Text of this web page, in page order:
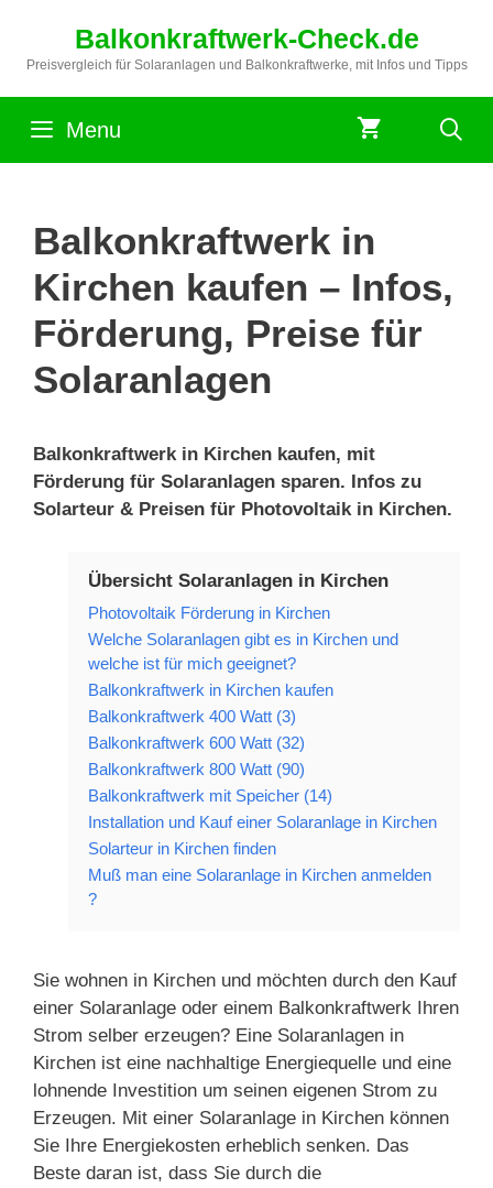
springen
Balkonkraftwerk-Check.de
Preisvergleich für Solaranlagen und Balkonkraftwerke, mit Infos und Tipps
Menu
Balkonkraftwerk in
Kirchen kaufen – Infos,
Förderung, Preise für
Solaranlagen
Balkonkraftwerk in Kirchen kaufen, mit
Förderung für Solaranlagen sparen. Infos zu
Solarteur & Preisen für Photovoltaik in Kirchen.
Übersicht Solaranlagen in Kirchen
Photovoltaik Förderung in Kirchen
Welche Solaranlagen gibt es in Kirchen und
welche ist für mich geeignet?
Balkonkraftwerk in Kirchen kaufen
Balkonkraftwerk 400 Watt (3)
Balkonkraftwerk 600 Watt (32)
Balkonkraftwerk 800 Watt (90)
Balkonkraftwerk mit Speicher (14)
Installation und Kauf einer Solaranlage in Kirchen
Solarteur in Kirchen finden
Muß man eine Solaranlage in Kirchen anmelden
?
Sie wohnen in Kirchen und möchten durch den Kauf
einer Solaranlage oder einem Balkonkraftwerk Ihren
Strom selber erzeugen? Eine Solaranlagen in
Kirchen ist eine nachhaltige Energiequelle und eine
lohnende Investition um seinen eigenen Strom zu
Erzeugen. Mit einer Solaranlage in Kirchen können
Sie Ihre Energiekosten erheblich senken. Das
Beste daran ist, dass Sie durch die